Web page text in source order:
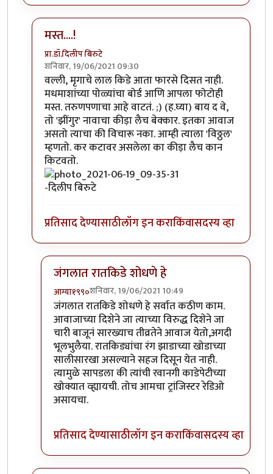
मस्त....!
प्रा.डॉ.दिलीप बिरुटे
शनिवार, 19/06/2021 09:30
In reply to'किडे' आवडले.byप्रचेतस
वल्ली, मृगाचे लाल किडे आता फारसे दिसत नाही.
मधमाशांच्या पोळ्यांचा बोर्ड आणि आपला फोटोही
मस्त. तरुणपणाचा आहे वाटतं. ;) (ह.घ्या) बाय द वे,
तो 'झींगुर' नावाचा कीड़ा लैच बेक्कार. इतका आवाज
असतो त्याचा की विचारू नका. आम्ही त्याला 'विठ्ठल'
म्हणतो. कर कटावर असलेला का कीड़ा लैच कान
किटवतो.
-दिलीप बिरुटे
प्रतिसाद देण्यासाठीलॉग इन कराकिंवासदस्य व्हा
जंगलात रातकिडे शोधणे हे
आग्या१९९०शनिवार, 19/06/2021 10:49
In reply toमस्त....!byप्रा.डॉ.दिलीप बिरुटे
जंगलात रातकिडे शोधणे हे सर्वात कठीण काम.
आवाजाच्या दिशेने जा त्याच्या विरुद्ध दिशेने जा
चारी बाजूनं सारख्याच तीव्रतेने आवाज येतो,अगदी
भूलभुलैया. रातकिड्यांचा रंग झाडाच्या खोडाच्या
सालीसारखा असल्याने सहज दिसून येत नाही.
त्यामुळे सापडला की त्यांची रवानगी काडेपेटीच्या
खोक्यात व्ह्यायची. तोच आमचा ट्रांजिस्टर रेडिओ
असायचा.
प्रतिसाद देण्यासाठीलॉग इन कराकिंवासदस्य व्हा